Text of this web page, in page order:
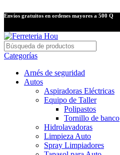
Envíos gratuitos en ordenes mayores a 500 Q
Categorías
Arnés de seguridad
Autos
Aspiradoras Eléctricas
Equipo de Taller
Polipastos
Tornillo de banco
Hidrolavadoras
Limpieza Auto
Spray Limpiadores